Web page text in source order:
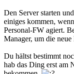
Den Server starten
einiges kommen,
Personal-FW agiert.
Manager, um die
Du hältst bestimmt
hab das Ding erst am